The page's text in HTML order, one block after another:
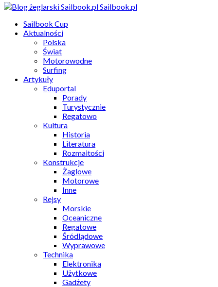
Sailbook.pl
Sailbook Cup
Aktualności
Polska
Świat
Motorowodne
Surfing
Artykuły
Eduportal
Porady
Turystycznie
Regatowo
Kultura
Historia
Literatura
Rozmaitości
Konstrukcje
Żaglowe
Motorowe
Inne
Rejsy
Morskie
Oceaniczne
Regatowe
Śródlądowe
Wyprawowe
Technika
Elektronika
Użytkowe
Gadżety